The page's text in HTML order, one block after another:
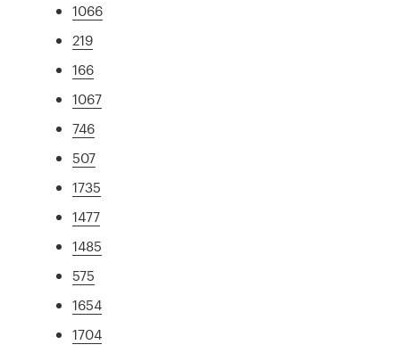
1066
219
166
1067
746
507
1735
1477
1485
575
1654
1704